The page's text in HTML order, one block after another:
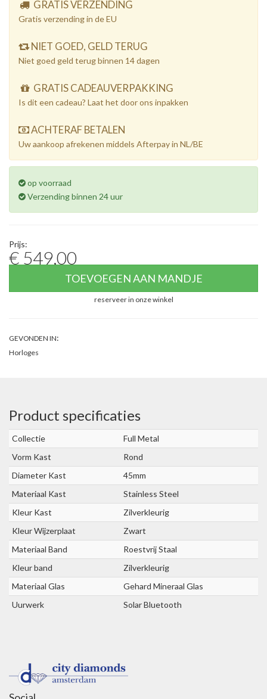
GRATIS VERZENDING
Gratis verzending in de EU
NIET GOED, GELD TERUG
Niet goed geld terug binnen 14 dagen
GRATIS CADEAUVERPAKKING
Is dit een cadeau? Laat het door ons inpakken
ACHTERAF BETALEN
Uw aankoop afrekenen middels Afterpay in NL/BE
op voorraad
Verzending binnen 24 uur
Prijs:
€ 549,00
TOEVOEGEN AAN MANDJE
reserveer in onze winkel
GEVONDEN IN:
Horloges
Product specificaties
Collectie
Full Metal
Vorm Kast
Rond
Diameter Kast
45mm
Materiaal Kast
Stainless Steel
Kleur Kast
Zilverkleurig
Kleur Wijzerplaat
Zwart
Materiaal Band
Roestvrij Staal
Kleur band
Zilverkleurig
Materiaal Glas
Gehard Mineraal Glas
Uurwerk
Solar Bluetooth